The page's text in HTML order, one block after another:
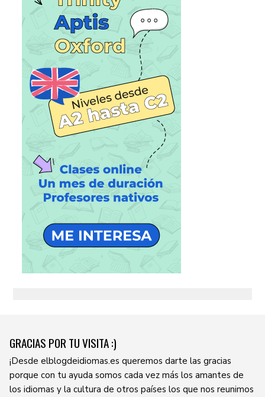
GRACIAS POR TU VISITA :)
¡Desde elblogdeidiomas.es queremos darte las gracias
porque con tu ayuda somos cada vez más los amantes de
los idiomas y la cultura de otros países los que nos reunimos